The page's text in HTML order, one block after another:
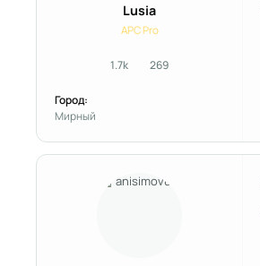
Lusia
APC Pro
1.7kсообщения
269Репутация
Город:
Мирный